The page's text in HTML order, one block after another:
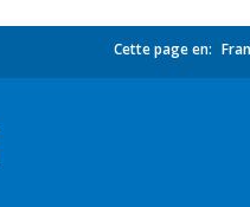
Cette page en: